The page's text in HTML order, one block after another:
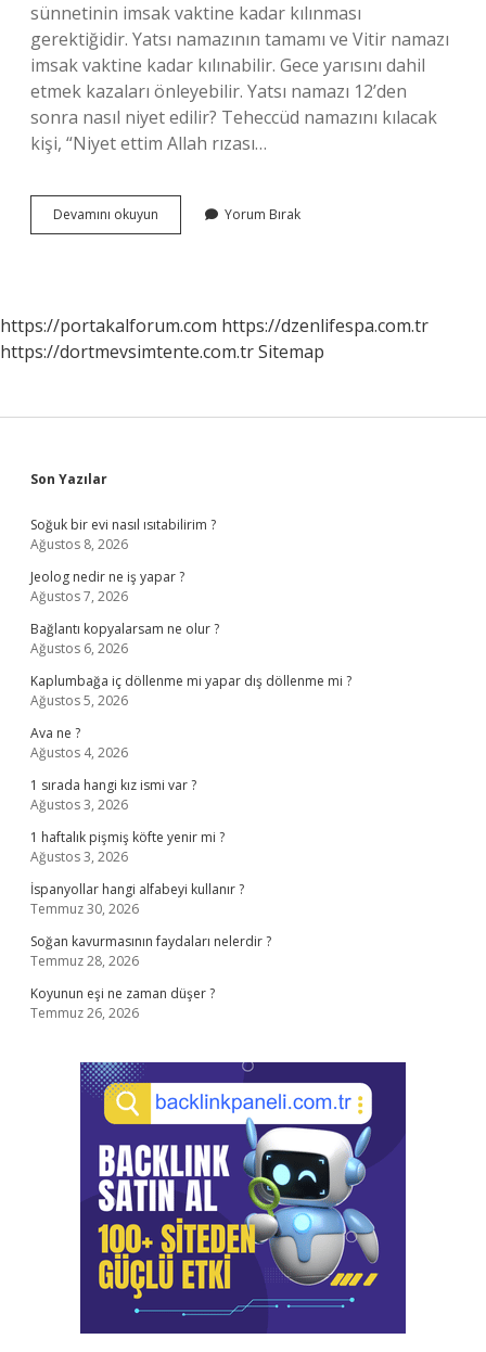
sünnetinin imsak vaktine kadar kılınması
gerektiğidir. Yatsı namazının tamamı ve Vitir namazı
imsak vaktine kadar kılınabilir. Gece yarısını dahil
etmek kazaları önleyebilir. Yatsı namazı 12’den
sonra nasıl niyet edilir? Teheccüd namazını kılacak
kişi, “Niyet ettim Allah rızası…
Devamını okuyun
Vakti
Yorum Bırak
https://portakalforum.com https://dzenlifespa.com.tr
https://dortmevsimtente.com.trSitemap
Sidebar
Son Yazılar
Soğuk bir evi nasıl ısıtabilirim ?
Ağustos 8, 2026
Jeolog nedir ne iş yapar ?
Ağustos 7, 2026
Bağlantı kopyalarsam ne olur ?
Ağustos 6, 2026
Kaplumbağa iç döllenme mi yapar dış döllenme mi ?
Ağustos 5, 2026
Ava ne ?
Ağustos 4, 2026
1 sırada hangi kız ismi var ?
Ağustos 3, 2026
1 haftalık pişmiş köfte yenir mi ?
Ağustos 3, 2026
İspanyollar hangi alfabeyi kullanır ?
Temmuz 30, 2026
Soğan kavurmasının faydaları nelerdir ?
Temmuz 28, 2026
Koyunun eşi ne zaman düşer ?
Temmuz 26, 2026